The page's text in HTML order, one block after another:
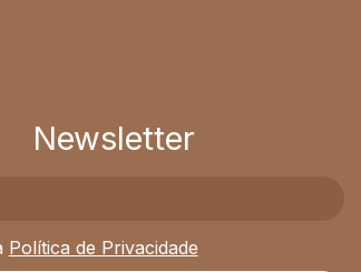
Newsletter
Política de Privacidade